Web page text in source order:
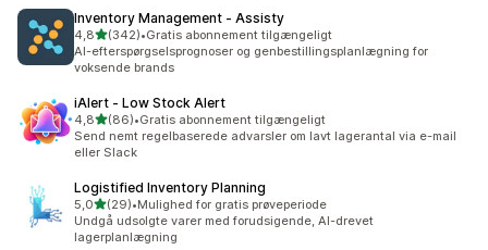
Inventory Management ‑ Assisty
4,8ud af 5 stjerner
(342)
342 anmeldelser i alt
•Gratis abonnement tilgængeligt
AI-efterspørgselsprognoser og genbestillingsplanlægning for
voksende brands
iAlert ‑ Low Stock Alert
4,8ud af 5 stjerner
(86)
86 anmeldelser i alt
•Gratis abonnement tilgængeligt
Send nemt regelbaserede advarsler om lavt lagerantal via e-mail
eller Slack
Logistified Inventory Planning
5,0ud af 5 stjerner
(29)
29 anmeldelser i alt
•Mulighed for gratis prøveperiode
Undgå udsolgte varer med forudsigende, AI-drevet
lagerplanlægning